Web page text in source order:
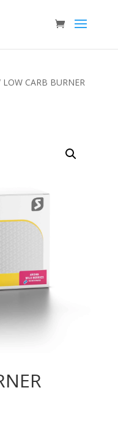
LOW CARB BURNER